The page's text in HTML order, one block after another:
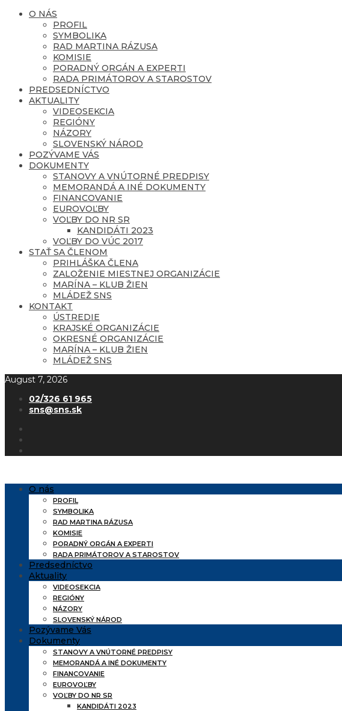
O NÁS
PROFIL
SYMBOLIKA
RAD MARTINA RÁZUSA
KOMISIE
PORADNÝ ORGÁN A EXPERTI
RADA PRIMÁTOROV A STAROSTOV
PREDSEDNÍCTVO
AKTUALITY
VIDEOSEKCIA
REGIÓNY
NÁZORY
SLOVENSKÝ NÁROD
POZÝVAME VÁS
DOKUMENTY
STANOVY A VNÚTORNÉ PREDPISY
MEMORANDÁ A INÉ DOKUMENTY
FINANCOVANIE
EUROVOĽBY
VOĽBY DO NR SR
KANDIDÁTI 2023
VOĽBY DO VÚC 2017
STAŤ SA ČLENOM
PRIHLÁŠKA ČLENA
ZALOŽENIE MIESTNEJ ORGANIZÁCIE
MARÍNA – KLUB ŽIEN
MLÁDEŽ SNS
KONTAKT
ÚSTREDIE
KRAJSKÉ ORGANIZÁCIE
OKRESNÉ ORGANIZÁCIE
MARÍNA – KLUB ŽIEN
MLÁDEŽ SNS
August 7, 2026
02/326 61 965
sns@sns.sk
O nás
PROFIL
SYMBOLIKA
RAD MARTINA RÁZUSA
KOMISIE
PORADNÝ ORGÁN A EXPERTI
RADA PRIMÁTOROV A STAROSTOV
Predsedníctvo
Aktuality
VIDEOSEKCIA
REGIÓNY
NÁZORY
SLOVENSKÝ NÁROD
Pozývame Vás
Dokumenty
STANOVY A VNÚTORNÉ PREDPISY
MEMORANDÁ A INÉ DOKUMENTY
FINANCOVANIE
EUROVOĽBY
VOĽBY DO NR SR
KANDIDÁTI 2023